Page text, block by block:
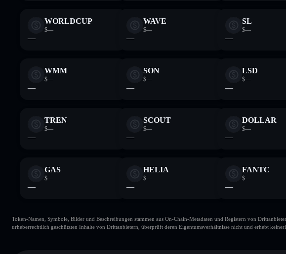
WORLDCUP
$—
—
WAVE
$—
—
SL
$—
—
WMM
$—
—
SON
$—
—
LSD
$—
—
TREN
$—
—
SCOUT
$—
—
DOLLAR
$—
—
GAS
$—
—
HELIA
$—
—
FANTC
$—
—
Token-Namen, Symbole, Bilder und Beschreibungen stammen aus On-Chain-Metadaten und Registern von
urheberrechtlich geschützten Inhalte von Drittanbietern, überprüft deren Eigentumsverhältnisse nicht und erhebt